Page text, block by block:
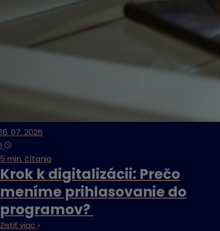
16. 07. 2026
|
5 min. čítania
Krok k digitalizácii: Prečo
meníme prihlasovanie do
programov?
Zistiť viac